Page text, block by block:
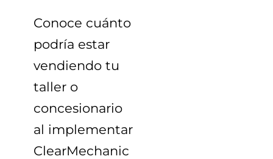
Conoce cuánto
podría estar
vendiendo tu
taller o
concesionario
al implementar
ClearMechanic